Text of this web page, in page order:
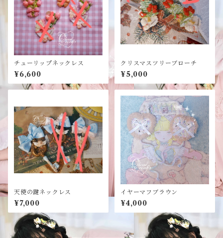
チューリップネックレス
¥6,600
クリスマスツリーブローチ
¥5,000
天使の鍵ネックレス
¥7,000
イヤーマフブラウン
¥4,000